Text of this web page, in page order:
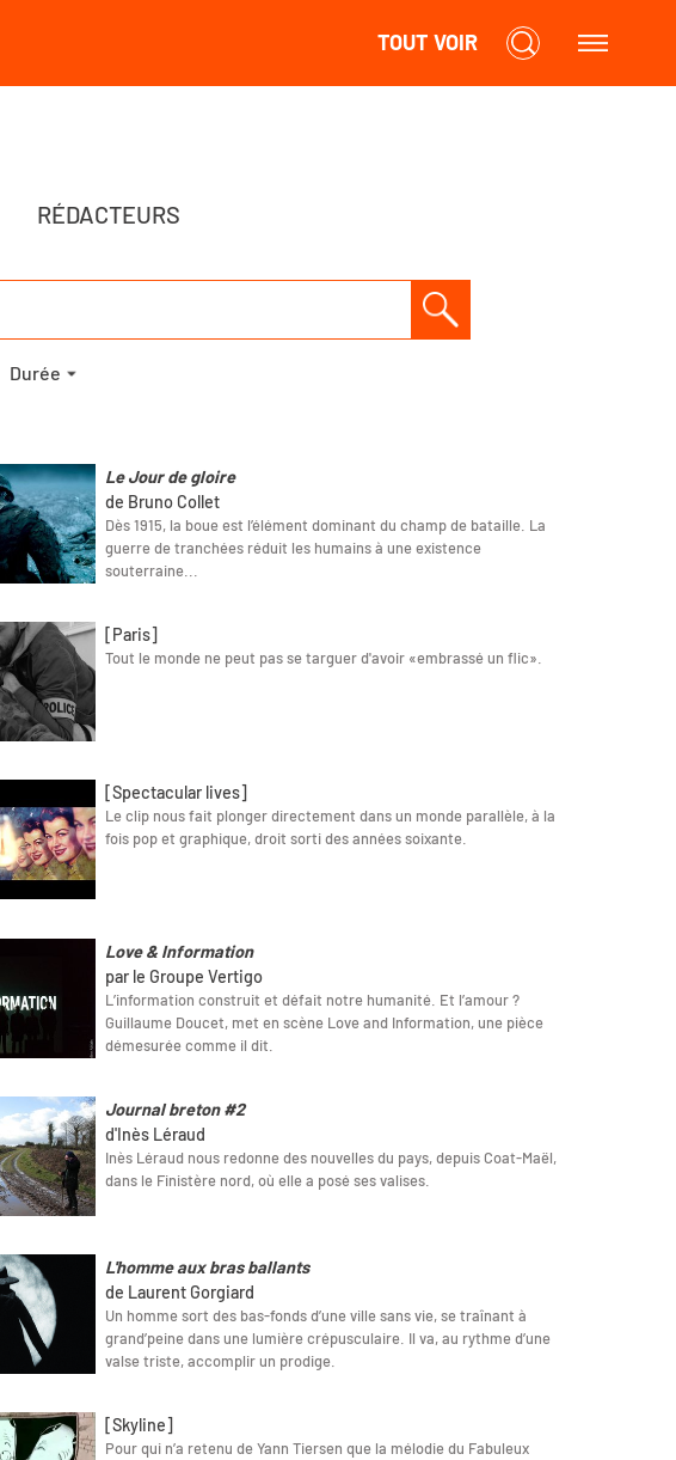
TOUT VOIR
RÉDACTEURS
Durée
Le Jour de gloire
de Bruno Collet
Dès 1915, la boue est l’élément dominant du champ de bataille. La
guerre de tranchées réduit les humains à une existence
souterraine...
[Paris]
Tout le monde ne peut pas se targuer d'avoir «embrassé un flic».
[Spectacular lives]
Le clip nous fait plonger directement dans un monde parallèle, à la
fois pop et graphique, droit sorti des années soixante.
Love & Information
par le Groupe Vertigo
L’information construit et défait notre humanité. Et l’amour ?
Guillaume Doucet, met en scène Love and Information, une pièce
démesurée comme il dit.
Journal breton #2
d'Inès Léraud
Inès Léraud nous redonne des nouvelles du pays, depuis Coat-Maël,
dans le Finistère nord, où elle a posé ses valises.
L'homme aux bras ballants
de Laurent Gorgiard
Un homme sort des bas-fonds d’une ville sans vie, se traînant à
grand’peine dans une lumière crépusculaire. Il va, au rythme d’une
valse triste, accomplir un prodige.
[Skyline]
Pour qui n’a retenu de Yann Tiersen que la mélodie du Fabuleux